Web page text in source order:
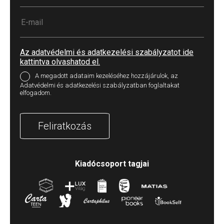
Az adatvédelmi és adatkezelési szabályzatot ide
kattintva olvashatod el.
A megadott adataim kezeléséhez hozzájárulok, az
Adatvédelmi és adatkezelési szabályzatban foglaltakat
elfogadom.
Feliratkozás
Kiadócsoport tagjai